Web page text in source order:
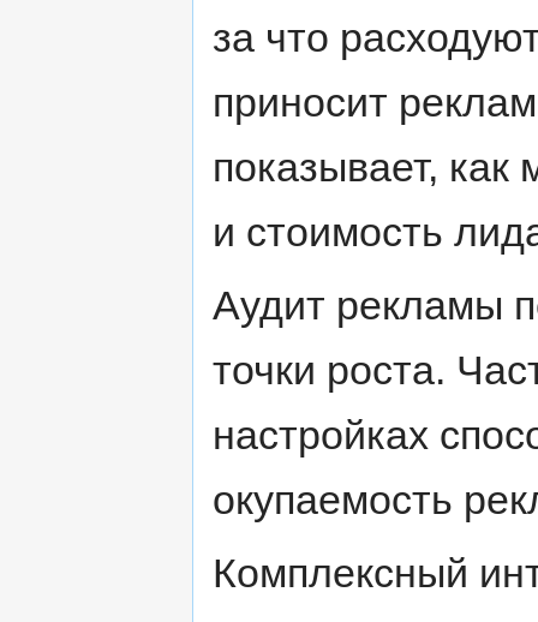
за что
приносит
показывает,
и стоимость
Аудит рекламы
точки роста.
настройках
окупаемость
Комплексный